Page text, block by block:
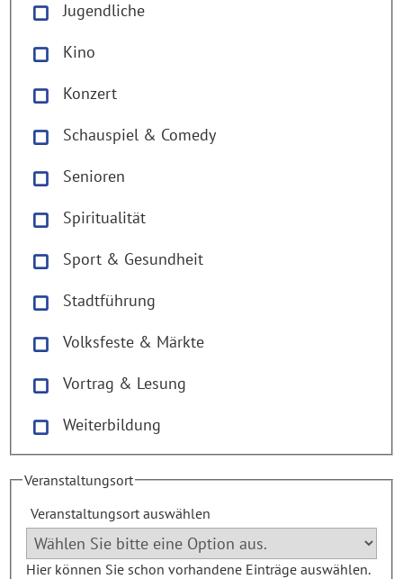
Jugendliche
Kino
Konzert
Schauspiel & Comedy
Senioren
Spiritualität
Sport & Gesundheit
Stadtführung
Volksfeste & Märkte
Vortrag & Lesung
Weiterbildung
Veranstaltungsort
Veranstaltungsort auswählen
Hier können Sie schon vorhandene Einträge auswählen.